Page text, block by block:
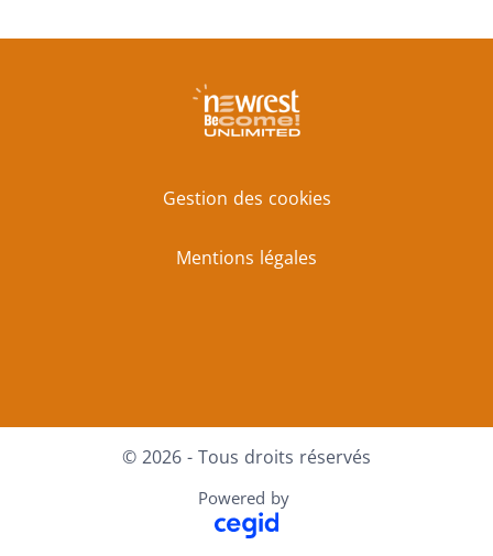
Gestion des cookies
Mentions légales
© 2026 - Tous droits réservés
Powered by